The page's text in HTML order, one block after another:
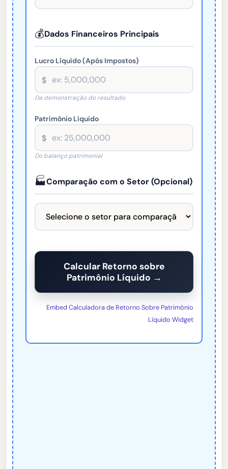
💰Dados Financeiros Principais
Lucro Líquido (Após Impostos)
$
Da demonstração do resultado
Patrimônio Líquido
$
Do balanço patrimonial
🏭Comparação com o Setor (Opcional)
Calcular Retorno sobre
Patrimônio Líquido →
Embed Calculadora de Retorno Sobre Patrimônio
Líquido Widget